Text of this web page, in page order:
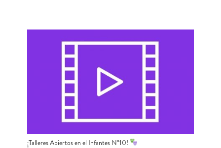
¡Talleres Abiertos en el Infantes N°10!